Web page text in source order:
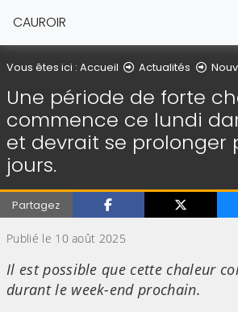
CAUROIR
Vous êtes ici : Accueil Actualités
Une période de forte
commence ce lundi
et devrait se prolonger
jours.
Partagez
Publié le 10 août 2025
Il est possible que cette chaleur
durant le week-end prochain.